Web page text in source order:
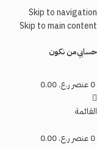
Skip to navigation
Skip to main content
حسابيمن نكون
0عنصر ر.ع.
القائمة
0عنصر ر.ع.